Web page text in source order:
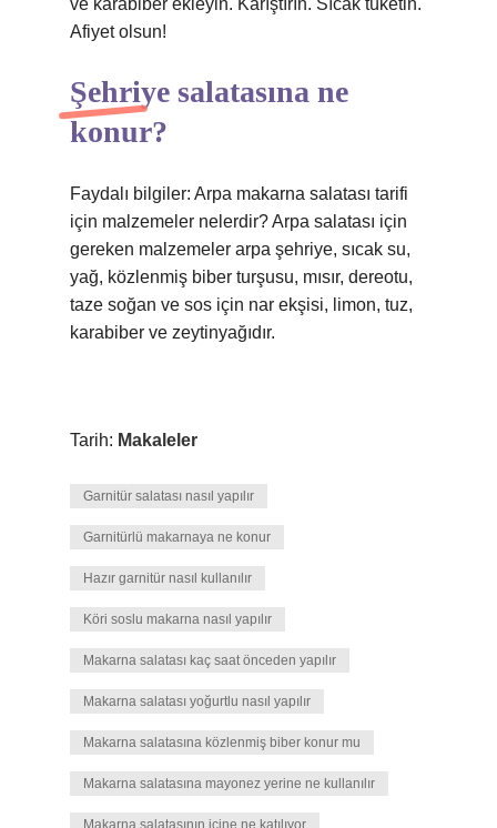
ve karabiber ekleyin. Karıştırın. Sıcak tüketin.
Afiyet olsun!
Şehriye salatasına ne
konur?
Faydalı bilgiler: Arpa makarna salatası tarifi
için malzemeler nelerdir? Arpa salatası için
gereken malzemeler arpa şehriye, sıcak su,
yağ, közlenmiş biber turşusu, mısır, dereotu,
taze soğan ve sos için nar ekşisi, limon, tuz,
karabiber ve zeytinyağıdır.
Tarih: Makaleler
Garnitür salatası nasıl yapılır
Garnitürlü makarnaya ne konur
Hazır garnitür nasıl kullanılır
Köri soslu makarna nasıl yapılır
Makarna salatası kaç saat önceden yapılır
Makarna salatası yoğurtlu nasıl yapılır
Makarna salatasına közlenmiş biber konur mu
Makarna salatasına mayonez yerine ne kullanılır
Makarna salatasının içine ne katılıyor